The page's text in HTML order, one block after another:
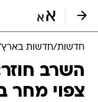
חדשות/חדשות בארץ
השרב
צפוי מחר